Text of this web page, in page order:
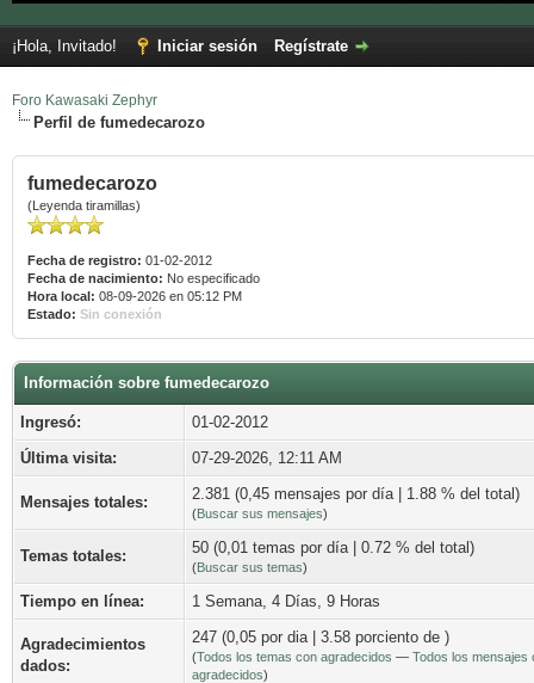
¡Hola, Invitado! Iniciar sesión Regístrate
Foro Kawasaki Zephyr
Perfil de fumedecarozo
fumedecarozo
(Leyenda tiramillas)
Fecha de registro: 01-02-2012
Fecha de nacimiento: No especificado
Hora local: 08-09-2026 en 05:12 PM
Estado: Sin conexión
Información sobre fumedecarozo
Ingresó:
01-02-2012
Última visita:
07-29-2026, 12:11 AM
Mensajes totales: 2.381 (0,45 mensajes por día | 1.88 % del total)
(Buscar sus mensajes)
Temas totales: 50 (0,01 temas por día | 0.72 % del total)
(Buscar sus temas)
Tiempo en línea: 1 Semana, 4 Días, 9 Horas
Agradecimientos
dados:
247 (0,05 por dia | 3.58 porciento de )
(Todos los temas con agradecidos — Todos los mensajes
agradecidos)